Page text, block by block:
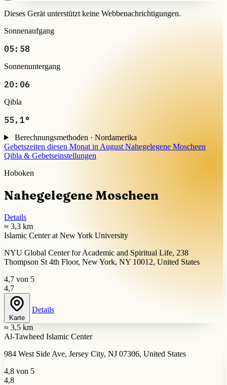
Dieses Gerät unterstützt keine Webbenachrichtigungen.
Sonnenaufgang
05:58
Sonnenuntergang
20:06
Qibla
55,1°
Berechnungsmethoden · Nordamerika
Gebetszeiten diesen Monat in August Nahegelegene Moscheen
Qibla & Gebetseinstellungen
Hoboken
Nahegelegene Moscheen
Details
≈ 3,3 km
Islamic Center at New York University
NYU Global Center for Academic and Spiritual Life, 238
Thompson St 4th Floor, New York, NY 10012, United States
4,7 von 5
4,7
Karte
Details
≈ 3,5 km
Al-Tawheed Islamic Center
984 West Side Ave, Jersey City, NJ 07306, United States
4,8 von 5
4,8